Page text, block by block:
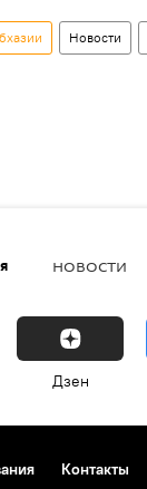
Новости
НОВОСТИ
Дзен
Контакты